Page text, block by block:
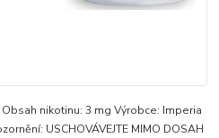
nikotinu: 3 mg Výrobce: Imperia
USCHOVÁVEJTE MIMO DOSAH